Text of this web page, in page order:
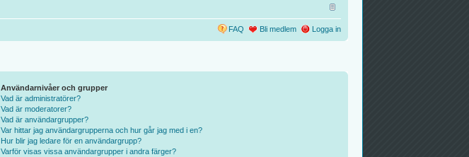
FAQ Bli medlem Logga in
Användarnivåer och grupper
Vad är administratörer?
Vad är moderatorer?
Vad är användargrupper?
Var hittar jag användargrupperna och hur går jag med i en?
Hur blir jag ledare för en användargrupp?
Varför visas vissa användargrupper i andra färger?